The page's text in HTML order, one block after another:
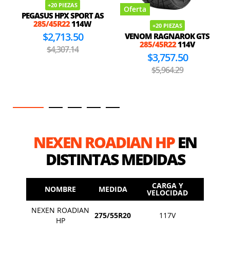
+20 PIEZAS
PEGASUS HPX SPORT AS
285/45R22114W
$2,713.50
$4,307.14
Oferta
+20 PIEZAS
VENOM RAGNAROK GTS
285/45R22114V
$3,757.50
$5,964.29
NEXEN ROADIAN HPEN
DISTINTAS MEDIDAS
NOMBRE MEDIDA CARGA Y
VELOCIDAD
NEXEN ROADIAN
HP
275/55R20 117V